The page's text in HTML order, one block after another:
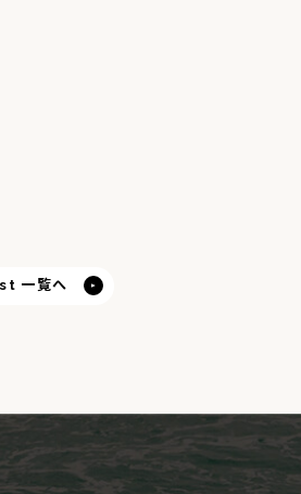
一覧へ